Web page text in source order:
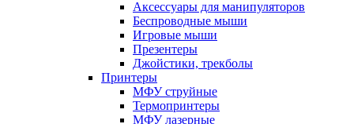
Аксессуары для манипуляторов
Беспроводные мыши
Игровые мыши
Презентеры
Джойстики, трекболы
Принтеры
МФУ струйные
Термопринтеры
МФУ лазерные